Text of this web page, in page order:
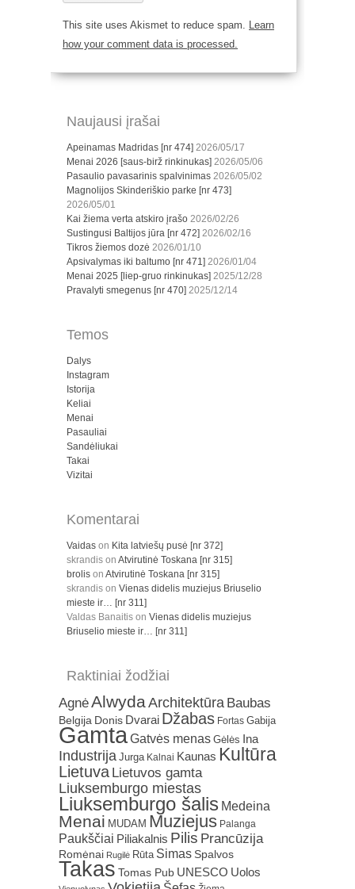
This site uses Akismet to reduce spam. Learn
how your comment data is processed.
Naujausi įrašai
Apeinamas Madridas [nr 474] 2026/05/17
Menai 2026 [saus-birž rinkinukas] 2026/05/06
Pasaulio pavasarinis spalvinimas 2026/05/02
Magnolijos Skinderiškio parke [nr 473]
2026/05/01
Kai žiema verta atskiro įrašo 2026/02/26
Sustingusi Baltijos jūra [nr 472] 2026/02/16
Tikros žiemos dozė 2026/01/10
Apsivalymas iki baltumo [nr 471] 2026/01/04
Menai 2025 [liep-gruo rinkinukas] 2025/12/28
Pravalyti smegenus [nr 470] 2025/12/14
Temos
Dalys
Instagram
Istorija
Keliai
Menai
Pasauliai
Sandėliukai
Takai
Vizitai
Komentarai
Vaidas on Kita latviešų pusė [nr 372]
skrandis on Atvirutinė Toskana [nr 315]
brolis on Atvirutinė Toskana [nr 315]
skrandis on Vienas didelis muziejus Briuselio
mieste ir… [nr 311]
Valdas Banaitis on Vienas didelis muziejus
Briuselio mieste ir… [nr 311]
Raktiniai žodžiai
AgnėAlwydaArchitektūra Baubas
Belgija Donis Dvarai Džabas Fortas Gabija
GamtaGatvės menas Gėlės Ina
Industrija Jurga Kalnai Kaunas Kultūra
Lietuva Lietuvos gamta
Liuksemburgo miestas
Liuksemburgo šalis Medeina
Menai MUDAM Muziejus Palanga
Paukščiai Piliakalnis Pilis Prancūzija
Romėnai Rugilė Rūta Simas Spalvos
Takas Tomas Pub UNESCO Uolos